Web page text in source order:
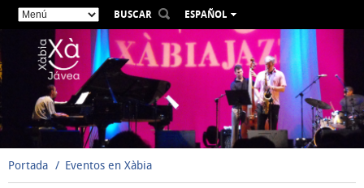
BUSCAR
ESPAÑOL
VALENCIÀ
ENGLISH
DEUTSCH
РУССКИЙ
Portada Eventos en Xàbia